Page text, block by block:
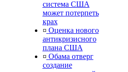
система США
может потерпеть
крах
¤ Оценка нового
антикризисного
плана США
¤ Обама отверг
создание